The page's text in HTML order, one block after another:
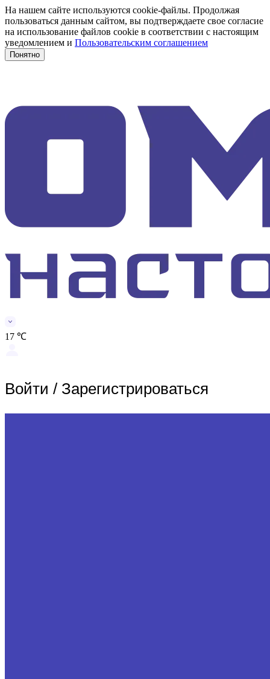
На нашем сайте используются cookie-файлы. Продолжая
пользоваться данным сайтом, вы подтверждаете свое согласие
на использование файлов cookie в соответствии с настоящим
уведомлением и Пользовательским соглашением
Понятно
17 ℃
Войти / Зарегистрироваться